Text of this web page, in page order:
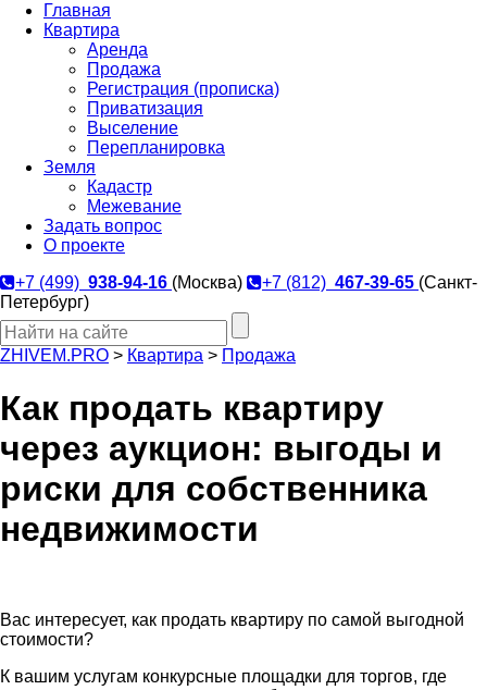
Главная
Квартира
Аренда
Продажа
Регистрация (прописка)
Приватизация
Выселение
Перепланировка
Земля
Кадастр
Межевание
Задать вопрос
О проекте
+7 (499) 938-94-16 (Москва) +7 (812) 467-39-65 (Санкт-
Петербург)
ZHIVEM.PRO > Квартира > Продажа
Как продать квартиру
через аукцион: выгоды и
риски для собственника
недвижимости
Вас интересует, как продать квартиру по самой выгодной
стоимости?
К вашим услугам конкурсные площадки для торгов, где